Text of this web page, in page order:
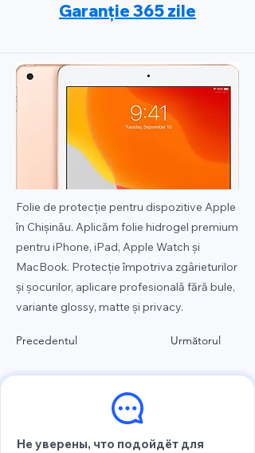
Garanție 365 zile
Folie de protecție pentru dispozitive Apple
în Chișinău. Aplicăm folie hidrogel premium
pentru iPhone, iPad, Apple Watch și
MacBook. Protecție împotriva zgârieturilor
și șocurilor, aplicare profesională fără bule,
variante glossy, matte și privacy.
Precedentul Următorul
Не уверены, что подойдёт для